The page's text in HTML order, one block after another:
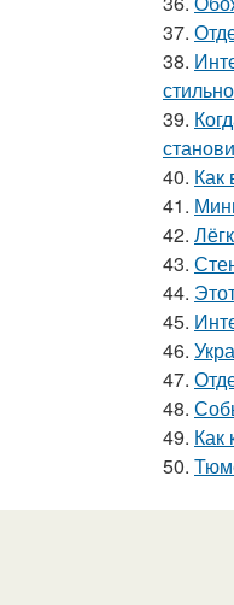
37.
38.
39.
40. Как
41.
42.
43.
44.
45.
46.
47.
48.
49. Как
50.